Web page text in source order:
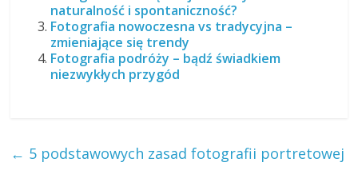
naturalność i spontaniczność?
Fotografia nowoczesna vs tradycyjna –
zmieniające się trendy
Fotografia podróży – bądź świadkiem
niezwykłych przygód
← 5 podstawowych zasad fotografii portretowej